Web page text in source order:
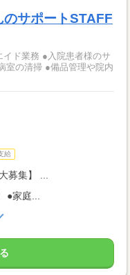
サポートSTAFF
患者様のサ
室の清掃 ●備品管理や院内
給
募集】 ...
●家庭...